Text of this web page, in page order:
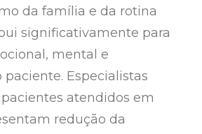
da família e da rotina
significativamente para
mental e
paciente. Especialistas
atendidos em
redução da